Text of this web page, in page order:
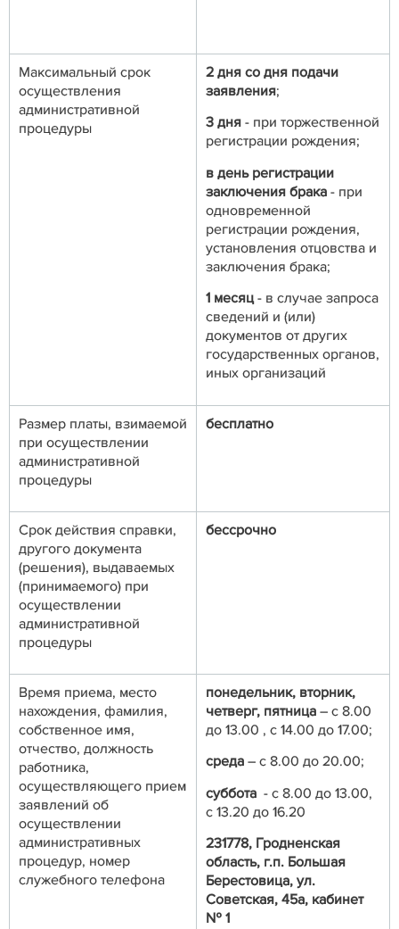
Максимальный срок
осуществления
административной
процедуры
2 дня со дня подачи
заявления;
3 дня - при торжественной
регистрации рождения;
в день регистрации
заключения брака - при
одновременной
регистрации рождения,
установления отцовства и
заключения брака;
1 месяц- в случае запроса
сведений и (или)
документов от других
государственных органов,
иных организаций
Размер платы, взимаемой
при осуществлении
административной
процедуры
бесплатно
Срок действия справки,
другого документа
(решения), выдаваемых
(принимаемого) при
осуществлении
административной
процедуры
бессрочно
Время приема, место
нахождения, фамилия,
собственное имя,
отчество, должность
работника,
осуществляющего прием
заявлений об
осуществлении
административных
процедур, номер
служебного телефона
понедельник, вторник,
четверг, пятница – с 8.00
до 13.00 , с 14.00 до 17.00;
среда – с 8.00 до 20.00;
суббота - с 8.00 до 13.00,
с 13.20 до 16.20
231778, Гродненская
область, г.п. Большая
Берестовица, ул.
Советская, 45а, кабинет
№ 1